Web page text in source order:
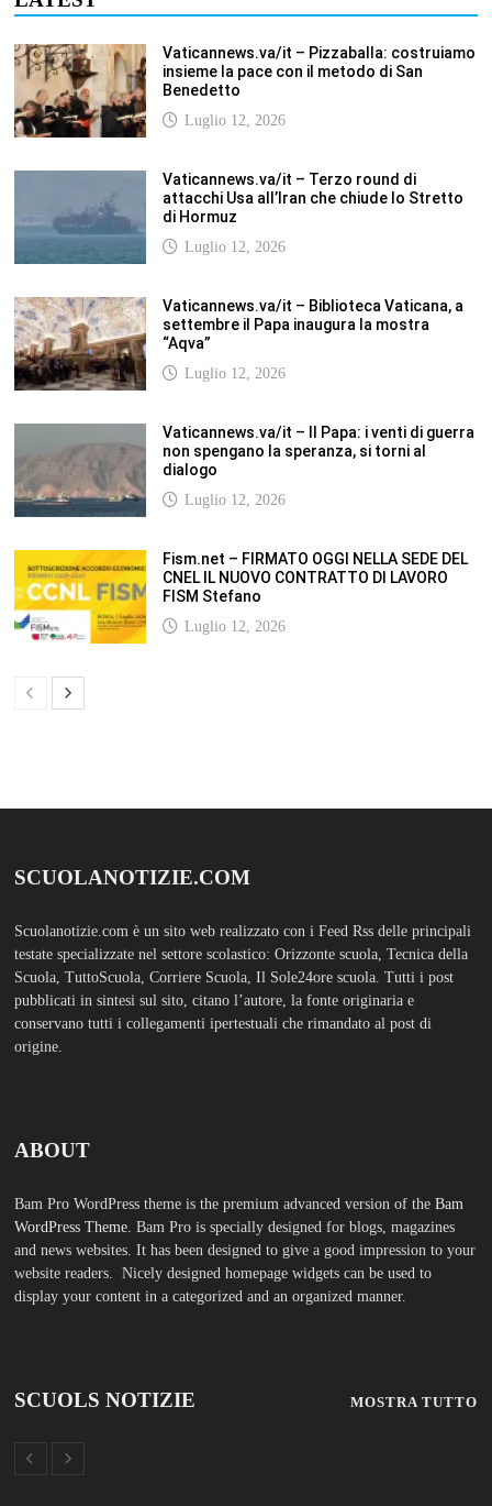
Vaticannews.va/it – Pizzaballa: costruiamo
insieme la pace con il metodo di San
Benedetto
Luglio 12, 2026
Vaticannews.va/it – Terzo round di
attacchi Usa all’Iran che chiude lo Stretto
di Hormuz
Luglio 12, 2026
Vaticannews.va/it – Biblioteca Vaticana, a
settembre il Papa inaugura la mostra
“Aqva”
Luglio 12, 2026
Vaticannews.va/it – Il Papa: i venti di guerra
non spengano la speranza, si torni al
dialogo
Luglio 12, 2026
Fism.net – FIRMATO OGGI NELLA SEDE DEL
CNEL IL NUOVO CONTRATTO DI LAVORO
FISM Stefano
Luglio 12, 2026
SCUOLANOTIZIE.COM
Scuolanotizie.com è un sito web realizzato con i Feed Rss delle principali
testate specializzate nel settore scolastico: Orizzonte scuola, Tecnica della
Scuola, TuttoScuola, Corriere Scuola, Il Sole24ore scuola. Tutti i post
pubblicati in sintesi sul sito, citano l’autore, la fonte originaria e
conservano tutti i collegamenti ipertestuali che rimandato al post di
origine.
ABOUT
Bam Pro WordPress theme is the premium advanced version of the Bam
WordPress Theme. Bam Pro is specially designed for blogs, magazines
and news websites. It has been designed to give a good impression to your
website readers. Nicely designed homepage widgets can be used to
display your content in a categorized and an organized manner.
SCUOLS NOTIZIE MOSTRA TUTTO